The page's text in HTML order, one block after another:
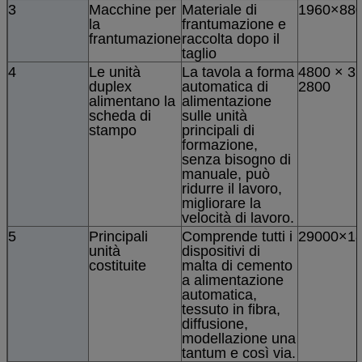
3
Macchine per
la
frantumazione
Materiale di
frantumazione e
raccolta dopo il
taglio
4
Le unità
duplex
alimentano la
scheda di
stampo
La tavola a forma
automatica di
alimentazione
sulle unità
principali di
formazione,
senza bisogno di
manuale, può
ridurre il lavoro,
migliorare la
velocità di lavoro.
4800 ×
2800
5
Principali
unità
costituite
Comprende tutti i
dispositivi di
malta di cemento
a alimentazione
automatica,
tessuto in fibra,
diffusione,
modellazione una
tantum e così via.